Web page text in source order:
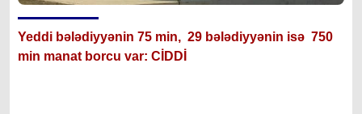
Yeddi bələdiyyənin 75 min, 29 bələdiyyənin isə 750
min manat borcu var: CİDDİ